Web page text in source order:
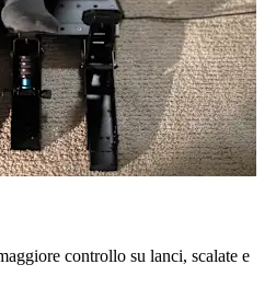
controllo su lanci, scalate e